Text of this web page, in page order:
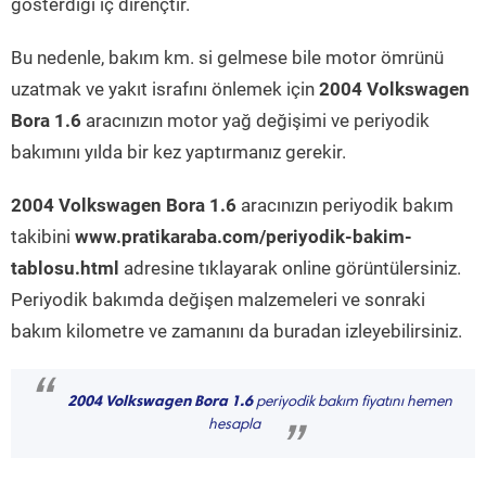
gösterdiği iç dirençtir.
Bu nedenle, bakım km. si gelmese bile motor ömrünü
uzatmak ve yakıt israfını önlemek için 2004 Volkswagen
Bora 1.6 aracınızın motor yağ değişimi ve periyodik
bakımını yılda bir kez yaptırmanız gerekir.
2004 Volkswagen Bora 1.6 aracınızın periyodik bakım
takibini www.pratikaraba.com/periyodik-bakim-
tablosu.html adresine tıklayarak online görüntülersiniz.
Periyodik bakımda değişen malzemeleri ve sonraki
bakım kilometre ve zamanını da buradan izleyebilirsiniz.
“ 2004 Volkswagen Bora 1.6periyodik bakım fiyatını hemen
hesapla
”